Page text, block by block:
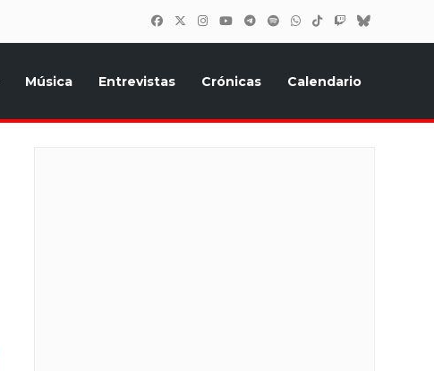
Música Entrevistas Crónicas Calendario